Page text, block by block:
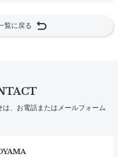
覧に戻る
、お電話またはメールフォーム